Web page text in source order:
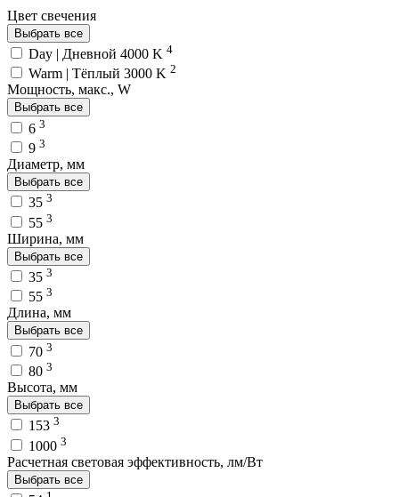
Цвет свечения
Выбрать все
Day | Дневной 4000 K 4
Warm | Тёплый 3000 K 2
Мощность, макс., W
Выбрать все
6 3
9 3
Диаметр, мм
Выбрать все
35 3
55 3
Ширина, мм
Выбрать все
35 3
55 3
Длина, мм
Выбрать все
70 3
80 3
Высота, мм
Выбрать все
153 3
1000 3
Расчетная световая эффективность, лм/Вт
Выбрать все